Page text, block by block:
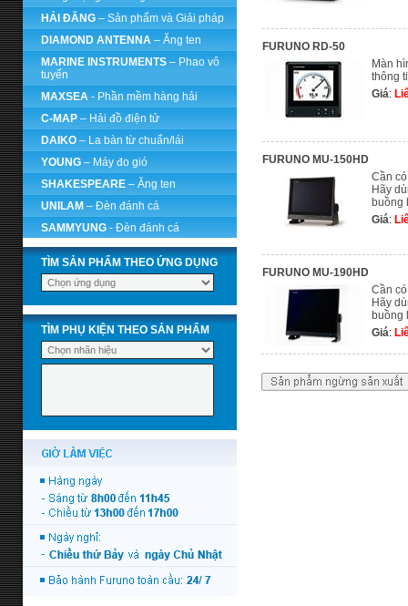
HẢI ĐĂNG – Sản phẩm và Giải pháp
DIAMOND ANTENNA – Ăng ten
MARINE INSTRUMENTS – Phao vô
tuyến
MAXSEA - Phần mềm hàng hải
C-MAP – Hải đồ điện tử
DAIKO – La bàn từ chuẩn/lái
YOUNG – Máy đo gió
SHAKESPEARE – Ăng ten
UNILAM – Đèn đánh cá
SAMMYUNG - Đèn đánh cá
TÌM SẢN PHẨM THEO ỨNG DỤNG
TÌM PHỤ KIỆN THEO SẢN PHẨM
FURUNO RD-50
Màn
thông
Giá:
FURUNO MU-150HD
Cần
Hãy
buồng
Giá:
FURUNO MU-190HD
Cần
Hãy
buồng
Giá: